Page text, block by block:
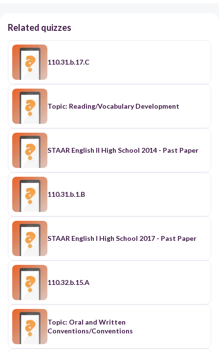
Related quizzes
110.31.b.17.C
Topic: Reading/Vocabulary Development
STAAR English II High School 2014 - Past Paper
110.31.b.1.B
STAAR English I High School 2017 - Past Paper
110.32.b.15.A
Topic: Oral and Written
Conventions/Conventions